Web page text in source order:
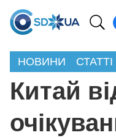
НОВИНИ СТАТТІ
Китай